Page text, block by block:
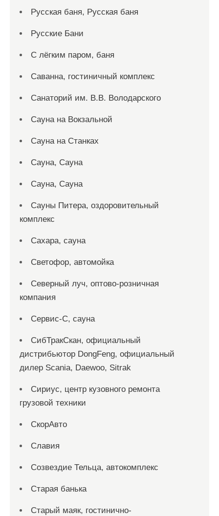
Русская баня, Русская баня
Русские Бани
С лёгким паром, баня
Саванна, гостиничный комплекс
Санаторий им. В.В. Володарского
Сауна на Вокзальной
Сауна на Станках
Сауна, Сауна
Сауна, Сауна
Сауны Питера, оздоровительный
комплекс
Сахара, сауна
Светофор, автомойка
Северный луч, оптово-розничная
компания
Сервис-С, сауна
СибТракСкан, официальный
дистрибьютор DongFeng, официальный
дилер Scania, Daewoo, Sitrak
Сириус, центр кузовного ремонта
грузовой техники
СкорАвто
Славия
Созвездие Тельца, автокомплекс
Старая банька
Старый маяк, гостинично-